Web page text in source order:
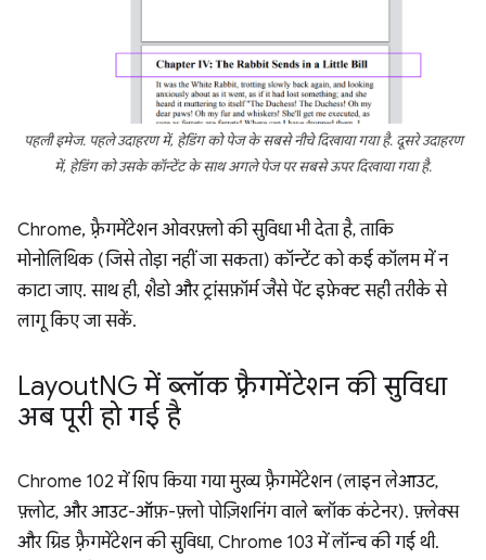
पहली इमेज. पहले उदाहरण में, हेडिंग को पेज के सबसे नीचे दिखाया गया है. दूसरे उदाहरण
में, हेडिंग को उसके कॉन्टेंट के साथ अगले पेज पर सबसे ऊपर दिखाया गया है.
Chrome, फ़्रैगमेंटेशन ओवरफ़्लो की सुविधा भी देता है, ताकि
मोनोलिथिक (जिसे तोड़ा नहीं जा सकता) कॉन्टेंट को कई कॉलम में न
काटा जाए. साथ ही, शैडो और ट्रांसफ़ॉर्म जैसे पेंट इफ़ेक्ट सही तरीके से
लागू किए जा सकें.
LayoutNG में ब्लॉक फ़्रैगमेंटेशन की सुविधा
अब पूरी हो गई है
Chrome 102 में शिप किया गया मुख्य फ़्रैगमेंटेशन (लाइन लेआउट,
फ़्लोट, और आउट-ऑफ़-फ़्लो पोज़िशनिंग वाले ब्लॉक कंटेनर). फ़्लेक्स
और ग्रिड फ़्रैगमेंटेशन की सुविधा, Chrome 103 में लॉन्च की गई थी.